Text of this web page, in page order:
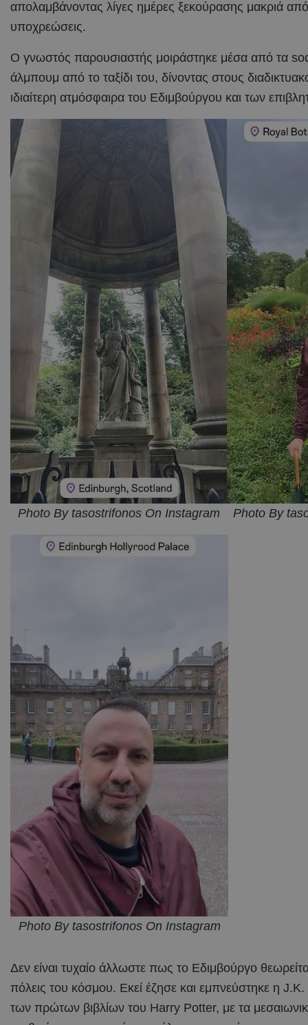
απολαμβάνοντας λίγες ημέρες ξεκούρασης μακριά από
υποχρεώσεις.
Ο γνωστός παρουσιαστής μοιράστηκε μέσα από τα
άλμπουμ από το ταξίδι του, δίνοντας στους
ιδιαίτερη ατμόσφαιρα του Εδιμβούργου και των
Photo By tasostrifonos On Instagram Photo By
Photo By tasostrifonos On Instagram
Δεν είναι τυχαίο άλλωστε πως το Εδιμβούργο
πόλεις του κόσμου. Εκεί έζησε και εμπνεύστηκε η
των πρώτων βιβλίων του Harry Potter, με τα